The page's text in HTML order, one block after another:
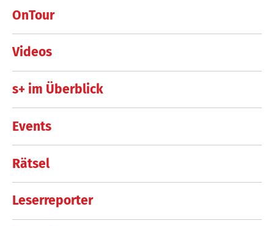
OnTour
Videos
s+ im Überblick
Events
Rätsel
Leserreporter